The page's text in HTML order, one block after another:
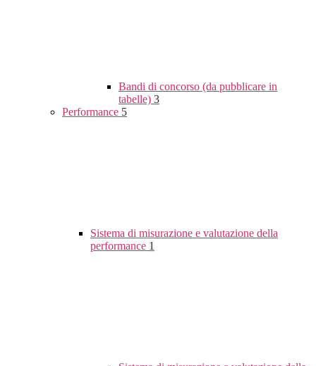
Bandi di concorso (da pubblicare in
tabelle) 3
Performance 5
Sistema di misurazione e valutazione della
performance 1